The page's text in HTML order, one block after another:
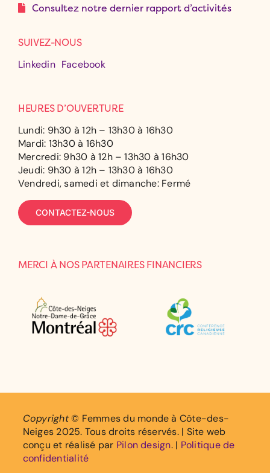
Consultez notre dernier rapport d’activités
SUIVEZ-NOUS
Linkedin Facebook
HEURES D’OUVERTURE
Lundi: 9h30 à 12h – 13h30 à 16h30
Mardi: 13h30 à 16h30
Mercredi: 9h30 à 12h – 13h30 à 16h30
Jeudi: 9h30 à 12h – 13h30 à 16h30
Vendredi, samedi et dimanche: Fermé
CONTACTEZ-NOUS
MERCI À NOS PARTENAIRES FINANCIERS
Copyright© Femmes du monde à Côte-des-
Neiges 2025. Tous droits réservés. | Site web
conçu et réalisé par Pilon design. | Politique de
confidentialité